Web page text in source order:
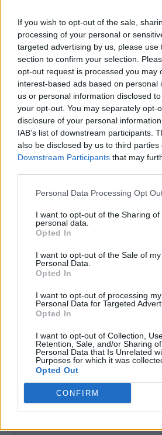
If you wish to opt-out of the sale,
processing of your personal or
targeted advertising by us, please use
section to confirm your selection.
opt-out request is processed you may
interest-based ads based on personal
us or personal information disclosed
your opt-out. You may separately opt-
disclosure of your personal
IAB’s list of downstream participants.
also be disclosed by us to third parties
Downstream Participants that may
Personal Data Processing Opt
I want to opt-out of the Sharing of
personal data.
Opted In
I want to opt-out of the Sale of my
Personal Data.
Opted In
I want to opt-out of processing my
Personal Data for Targeted
Opted In
I want to opt-out of Collection,
Retention, Sale, and/or Sharing
Personal Data that Is Unrelated
Purposes for which it was
Opted Out
CONFIRM
'Soy Raphaelista', la biografía del
cantante de Linares, será
traducida al ruso
CGT
antes